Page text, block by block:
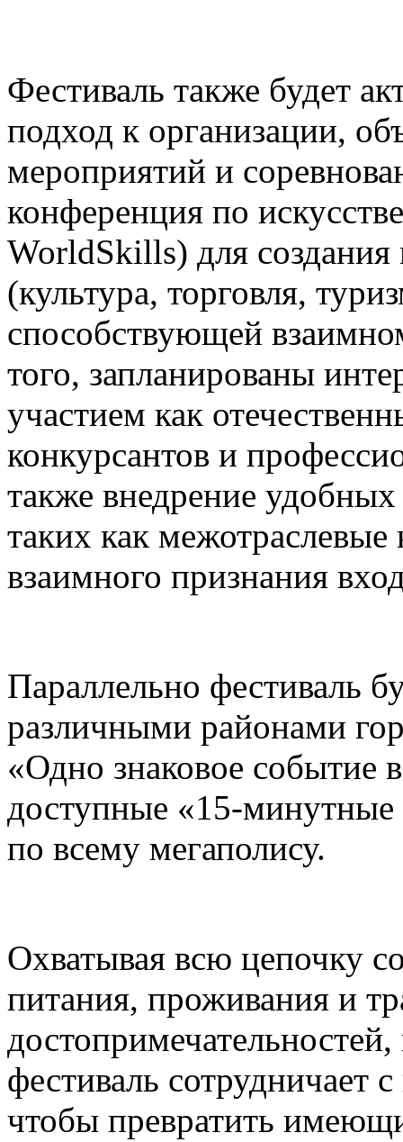
Фестиваль также будет
подход к организации,
мероприятий и
конференция по
WorldSkills) для
(культура, торговля,
способствующей
того, запланированы
участием как
конкурсантов и
также внедрение
таких как
взаимного признания
Параллельно фестиваль
различными районами
«Одно знаковое событие
доступные «15-минутные
по всему мегаполису.
Охватывая всю цепочку
питания, проживания и
фестиваль сотрудничает
чтобы превратить